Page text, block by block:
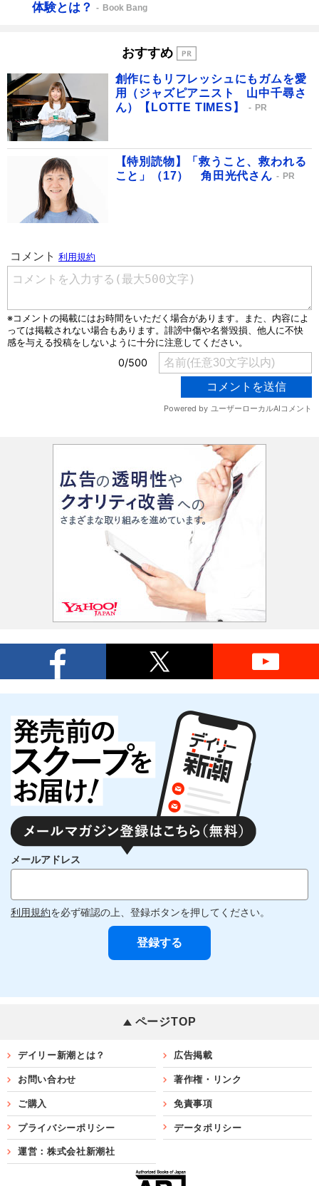
体験とは？
Book Bang
おすすめ
創作にもリフレッシュにもガムを愛
用（ジャズピアニスト 山中千尋さ
ん）【LOTTE TIMES】
PR
【特別読物】「救うこと、救われる
こと」（17） 角田光代さん
PR
メールアドレス
利用規約を必ず確認の上、登録ボタンを押してください。
ページTOP
デイリー新潮とは？ 広告掲載
お問い合わせ 著作権・リンク
ご購入 免責事項
プライバシーポリシー データポリシー
運営：株式会社新潮社